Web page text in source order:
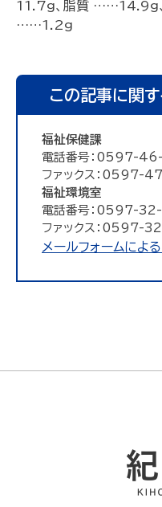
11.7g、脂質 ……14.9g
……1.2g
この記事に関
福祉保健課
電話番号：0597-
ファックス：0597-
福祉環境室
電話番号：0597-
ファックス：0597-
メールフォームによ